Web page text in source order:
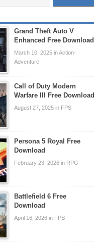
Grand Theft Auto V
Enhanced Free Download
March 10, 2025 in Action-
Adventure
Call of Duty Modern
Warfare III Free Download
August 27, 2025 in FPS
Persona 5 Royal Free
Download
February 23, 2026 in RPG
Battlefield 6 Free
Download
April 16, 2026 in FPS